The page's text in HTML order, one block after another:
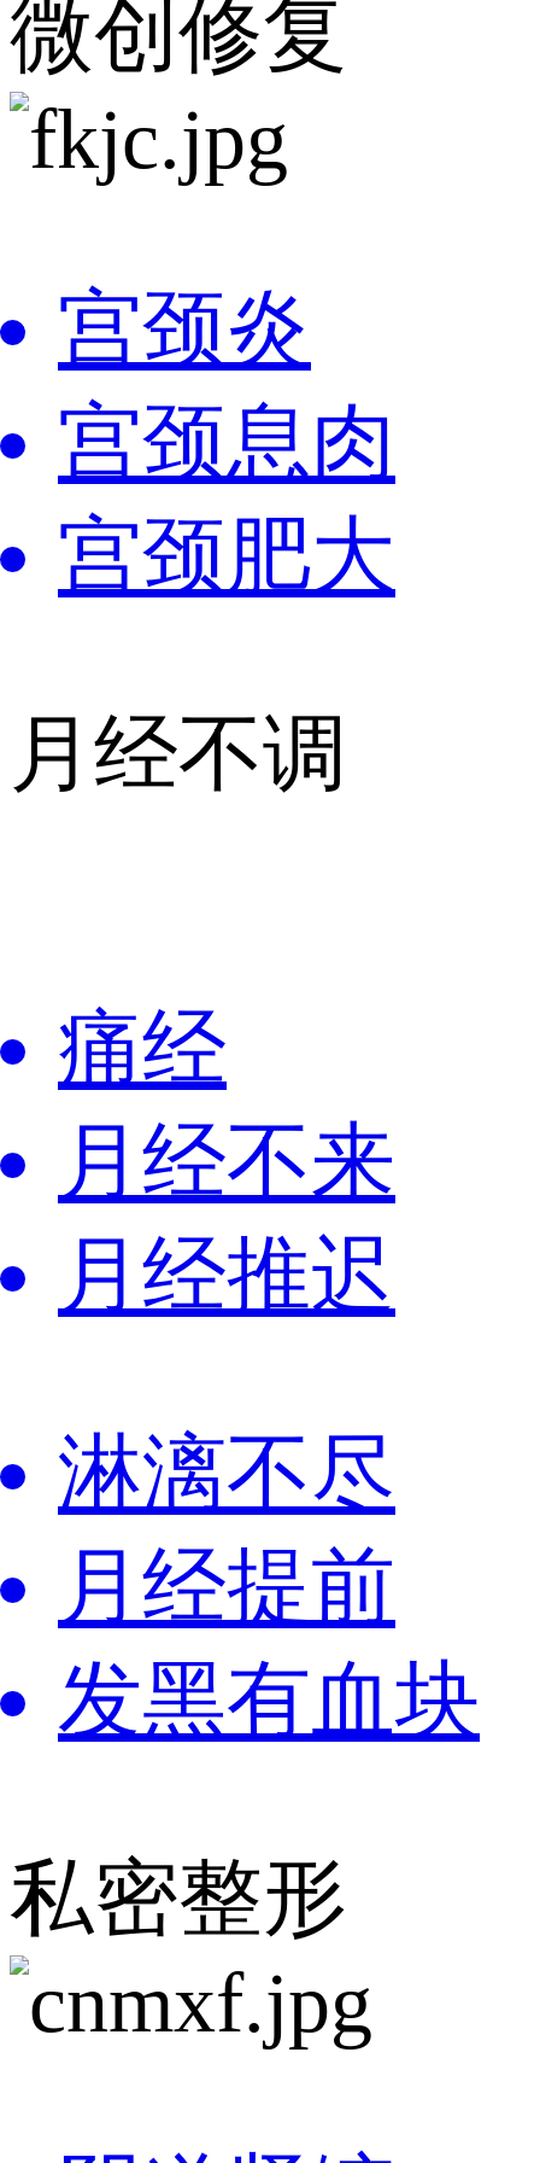
微创修复
宫颈炎
宫颈息肉
宫颈肥大
月经不调
痛经
月经不来
月经推迟
淋漓不尽
月经提前
发黑有血块
私密整形